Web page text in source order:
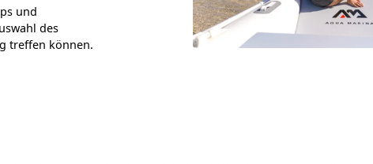
und
des
treffen können.